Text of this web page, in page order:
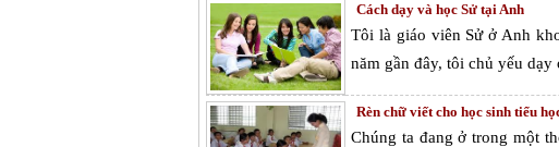
Cách dạy và học Sử tại Anh
Tôi là giáo viên Sử ở Anh
năm gần đây, tôi chủ yếu dạy
Rèn chữ viết cho học sinh tiểu
Chúng ta đang ở trong một